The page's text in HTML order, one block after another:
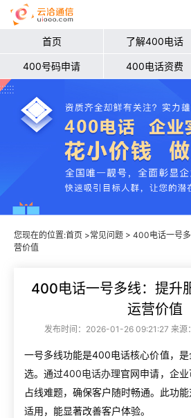
首页 了解400电话
400号码申请 400电话资费
您现在的位置:首页 >常见问题 > 400电话一号
营价值
400电话一号多线：提升
运营价值
发布时间：2026-01-26 09:21:27 来源
一号多线功能是400电话核心价值，
选。通过400电话办理官网申请，企
占线难题，确保客户随时畅通。此功
适用，能显著改善客户体验。